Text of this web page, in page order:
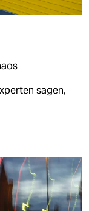
sagen,